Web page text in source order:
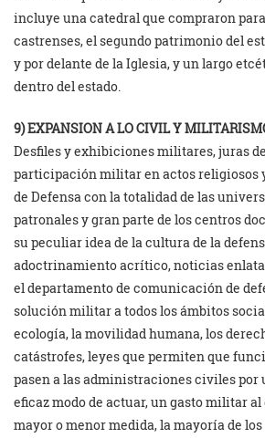
incluye una catedral que compraron
castrenses, el segundo patrimonio del
y por delante de la Iglesia, y un largo
dentro del estado.
9) EXPANSION A LO CIVIL Y
Desfiles y exhibiciones militares, juras
participación militar en actos religiosos
de Defensa con la totalidad de las
patronales y gran parte de los centros
su peculiar idea de la cultura de la
adoctrinamiento acrítico, noticias
el departamento de comunicación de
solución militar a todos los ámbitos
ecología, la movilidad humana, los
catástrofes, leyes que permiten que
pasen a las administraciones civiles por
eficaz modo de actuar, un gasto militar
mayor o menor medida, la mayoría de